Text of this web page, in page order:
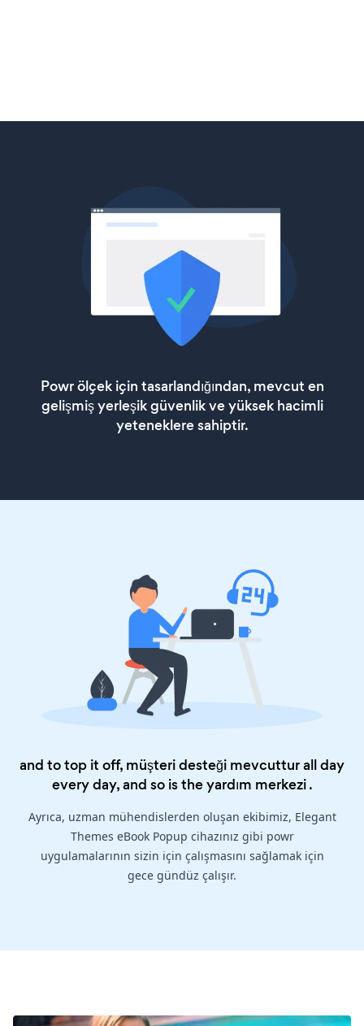
Powr ölçek için tasarlandığından, mevcut en
gelişmiş yerleşik güvenlik ve yüksek hacimli
yeteneklere sahiptir.
and to top it off, müşteri desteği mevcuttur all day
every day, and so is theyardım merkezi.
Ayrıca, uzman mühendislerden oluşan ekibimiz, Elegant
Themes eBook Popup cihazınız gibi powr
uygulamalarının sizin için çalışmasını sağlamak için
gece gündüz çalışır.